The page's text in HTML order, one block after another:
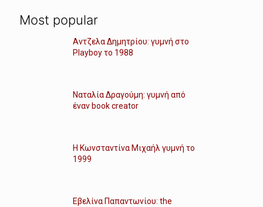
Most popular
Αντζελα Δημητρίου: γυμνή στο
Playboy το 1988
Ναταλία Δραγούμη: γυμνή από
έναν book creator
Η Κωνσταντίνα Μιχαήλ γυμνή το
1999
Εβελίνα Παπαντωνίου: the